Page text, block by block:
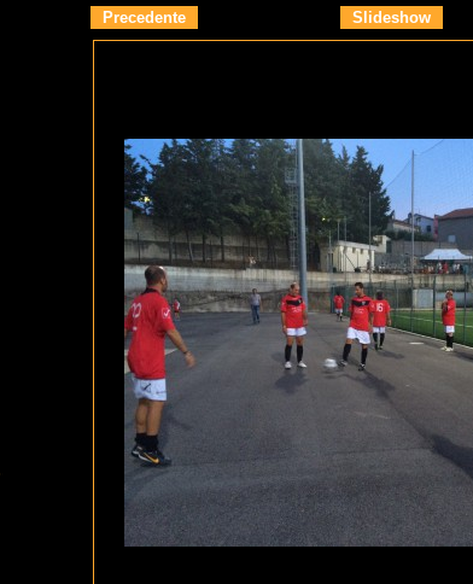
Precedente Slideshow